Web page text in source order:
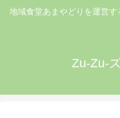
地域食堂あまやどりを運営
Zu-Zu-